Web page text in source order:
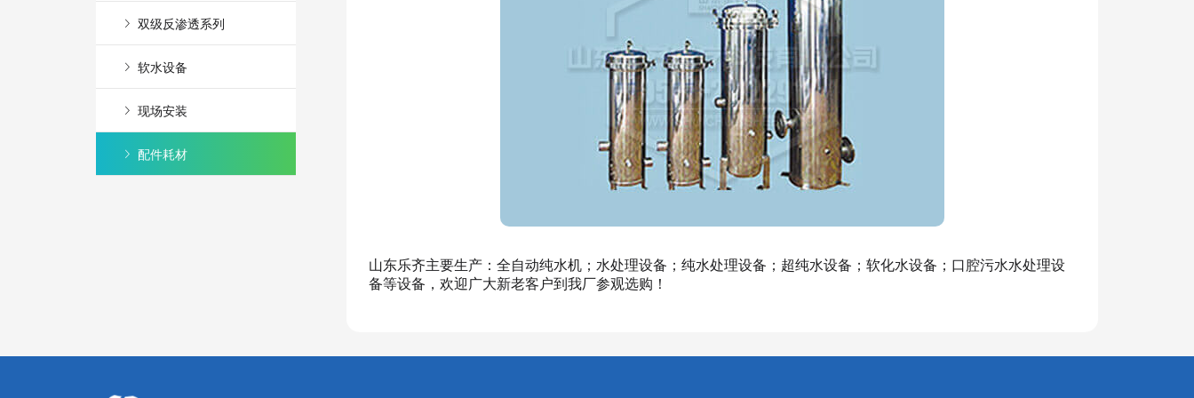
 双级反渗透系列
 软水设备
 现场安装
 配件耗材
山东乐齐主要生产：全自动纯水机；水处理设备；纯水处理设备；超纯水设备；软化水设备；口腔污水水处理设
备等设备，欢迎广大新老客户到我厂参观选购！